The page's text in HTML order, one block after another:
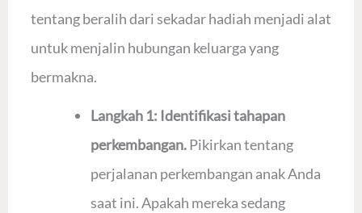
tentang beralih dari sekadar hadiah menjadi alat
untuk menjalin hubungan keluarga yang
bermakna.
Langkah 1: Identifikasi tahapan
perkembangan.Pikirkan tentang
perjalanan perkembangan anak Anda
saat ini. Apakah mereka sedang